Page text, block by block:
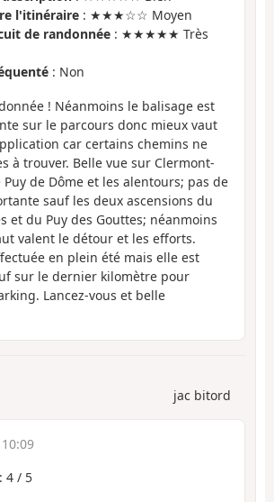
l'itinéraire : ★★★☆☆ Moyen
de randonnée : ★★★★★ Très
: Non
! Néanmoins le balisage est
sur le parcours donc mieux vaut
car certains chemins ne
à trouver. Belle vue sur Clermont-
de Dôme et les alentours; pas de
sauf les deux ascensions du
et du Puy des Gouttes; néanmoins
valent le détour et les efforts.
en plein été mais elle est
sur le dernier kilomètre pour
Lancez-vous et belle
jac bitord
: 4 / 5